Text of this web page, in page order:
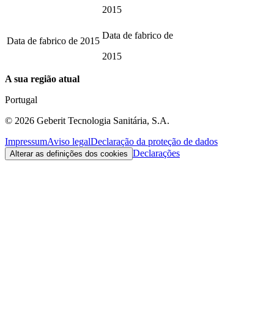
2015
Data de fabrico de 2015
Data de fabrico de
2015
A sua região atual
Portugal
© 2026 Geberit Tecnologia Sanitária, S.A.
ImpressumAviso legalDeclaração da proteção de dados
Alterar as definições dos cookies Declarações